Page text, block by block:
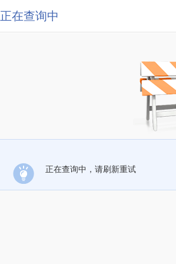
正在查询中
正在查询中，请刷新重试